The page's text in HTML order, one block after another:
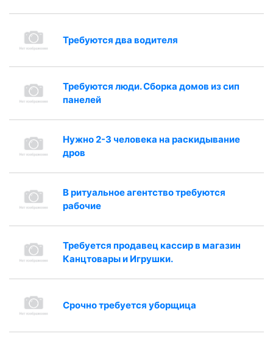
Требуются два водителя
Требуются люди. Сборка домов из сип
панелей
Нужно 2-3 человека на раскидывание
дров
В ритуальное агентство требуются
рабочие
Требуется продавец кассир в магазин
Канцтовары и Игрушки.
Срочно требуется уборщица